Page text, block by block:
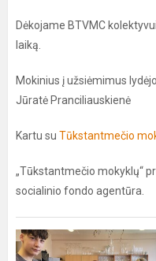
Dėkojame BTVMC
laiką.
Mokinius į užsiėmimus
Jūratė Pranciliauskienė
Kartu su Tūkstantmečio
„Tūkstantmečio mokyklų“
socialinio fondo agentūra.